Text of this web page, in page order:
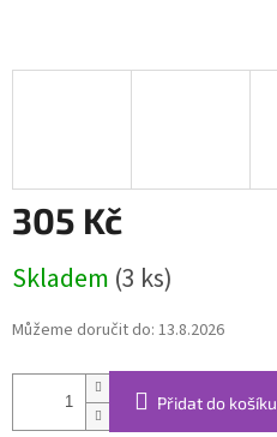
305 Kč
cena:
Skladem (3 ks)
Můžeme doručit do: 13.8.2026
Přidat do košíku